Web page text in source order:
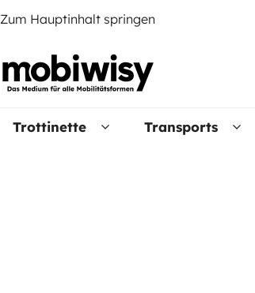
Zum Hauptinhalt springen
Trottinette Transports